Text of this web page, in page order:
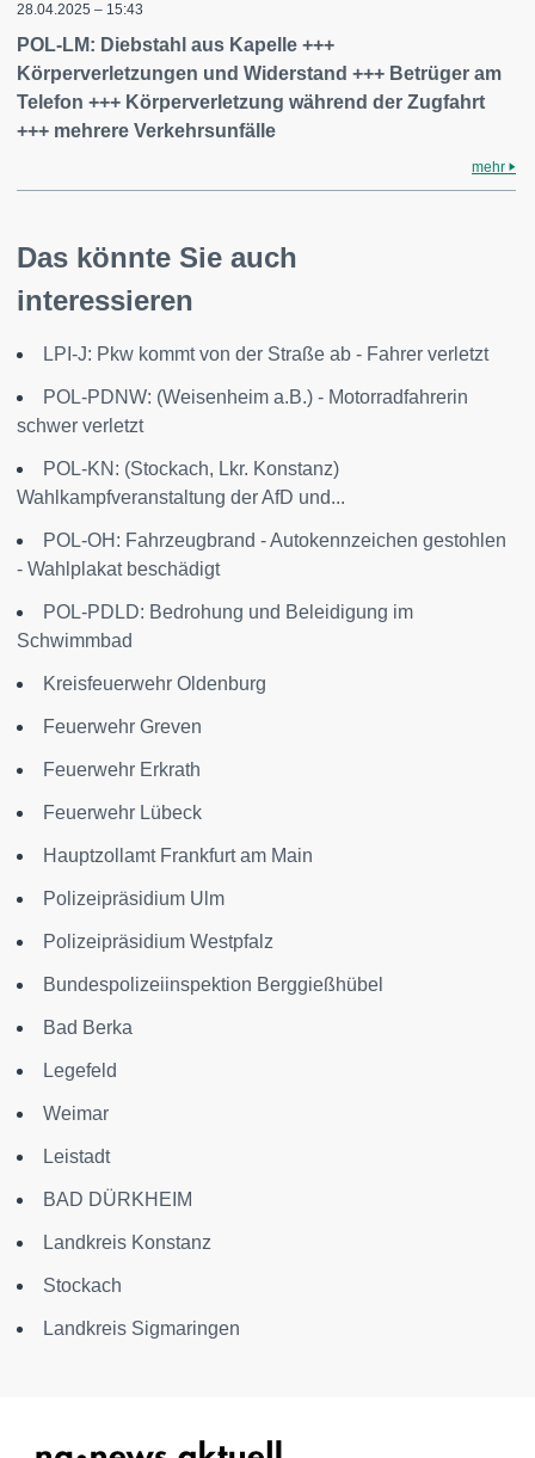
28.04.2025 – 15:43
POL-LM: Diebstahl aus Kapelle +++
Körperverletzungen und Widerstand +++ Betrüger am
Telefon +++ Körperverletzung während der Zugfahrt
+++ mehrere Verkehrsunfälle
mehr
Das könnte Sie auch
interessieren
LPI-J: Pkw kommt von der Straße ab - Fahrer verletzt
POL-PDNW: (Weisenheim a.B.) - Motorradfahrerin
schwer verletzt
POL-KN: (Stockach, Lkr. Konstanz)
Wahlkampfveranstaltung der AfD und...
POL-OH: Fahrzeugbrand - Autokennzeichen gestohlen
- Wahlplakat beschädigt
POL-PDLD: Bedrohung und Beleidigung im
Schwimmbad
Kreisfeuerwehr Oldenburg
Feuerwehr Greven
Feuerwehr Erkrath
Feuerwehr Lübeck
Hauptzollamt Frankfurt am Main
Polizeipräsidium Ulm
Polizeipräsidium Westpfalz
Bundespolizeiinspektion Berggießhübel
Bad Berka
Legefeld
Weimar
Leistadt
BAD DÜRKHEIM
Landkreis Konstanz
Stockach
Landkreis Sigmaringen